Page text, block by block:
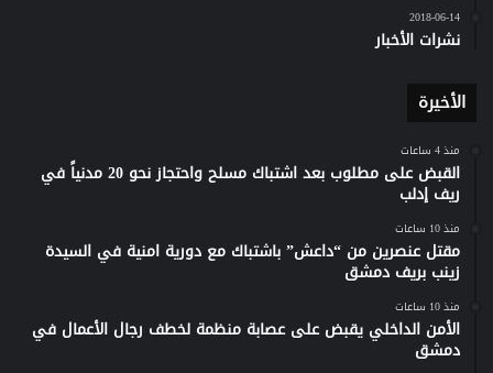
2018-06-14
نشرات الأخبار
الأخيرة
منذ 4 ساعات
القبض على مطلوب بعد اشتباك مسلح واحتجاز نحو 20 مدنياً في
ريف إدلب
منذ 10 ساعات
مقتل عنصرين من “داعش” باشتباك مع دورية امنية في السيدة
زينب بريف دمشق
منذ 10 ساعات
الأمن الداخلي يقبض على عصابة منظمة لخطف رجال الأعمال في
دمشق